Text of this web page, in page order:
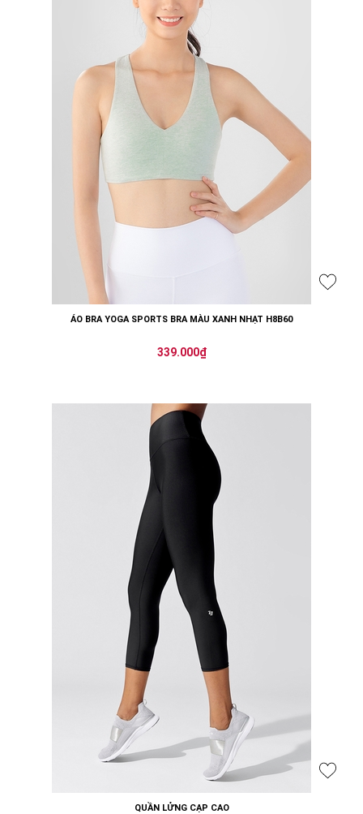
ÁO BRA YOGA SPORTS BRA MÀU XANH NHẠT H8B60
339.000₫
QUẦN LỬNG CẠP CAO